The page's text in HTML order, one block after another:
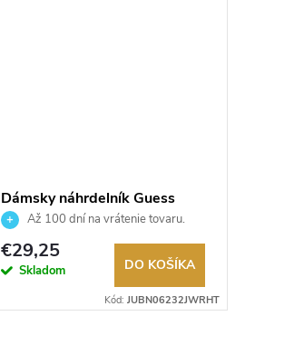
Dámsky náhrdelník Guess
JUBN06232JWRHT
Až 100 dní na vrátenie tovaru.
Autorizovaný predajca.
€29,25
Skladom DO KOŠÍKA
Kód: JUBN06232JWRHT